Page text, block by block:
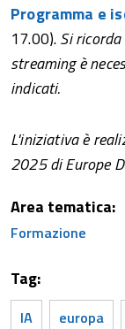
Programma e
17.00).Si
streaming è
indicati.
L'iniziativa è
2025 di Europe
Area tematica:
Formazione
Tag:
IA europa